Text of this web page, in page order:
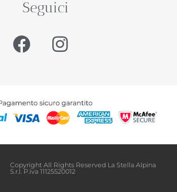
Seguici
Copyright All Rights Reserved La Stella Alpina
S.r.l. P.iva 11125520012